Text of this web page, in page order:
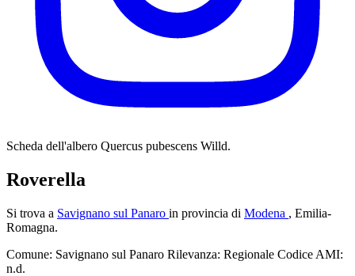
Scheda dell'albero Quercus pubescens Willd.
Roverella
Si trova a Savignano sul Panaro in provincia di Modena , Emilia-
Romagna.
Comune: Savignano sul Panaro Rilevanza: Regionale Codice AMI:
n.d.